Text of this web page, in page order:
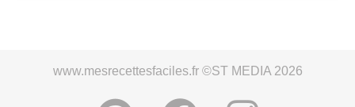
www.mesrecettesfaciles.fr ©ST MEDIA 2026